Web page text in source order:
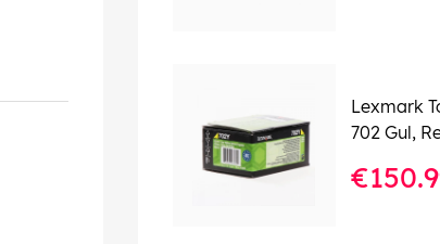
Lexmark
702 Gul,